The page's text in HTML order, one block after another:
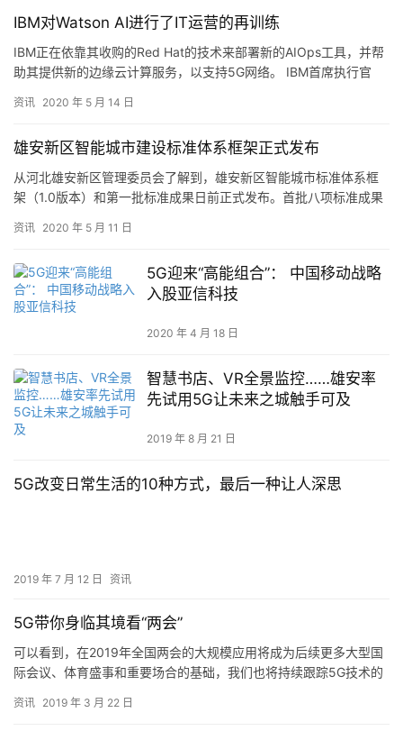
IBM对Watson AI进行了IT运营的再训练
IBM正在依靠其收购的Red Hat的技术来部署新的AIOps工具，并帮
助其提供新的边缘云计算服务，以支持5G网络。 IBM首席执行官
资讯 2020 年 5 月 14 日
雄安新区智能城市建设标准体系框架正式发布
从河北雄安新区管理委员会了解到，雄安新区智能城市标准体系框
架（1.0版本）和第一批标准成果日前正式发布。首批八项标准成果
宇）…
资讯 2020 年 5 月 11 日
5G迎来“高能组合”： 中国移动战略
入股亚信科技
2020 年 4 月 18 日
智慧书店、VR全景监控……雄安率
先试用5G让未来之城触手可及
2019 年 8 月 21 日
5G改变日常生活的10种方式，最后一种让人深思
2019 年 7 月 12 日 资讯
5G带你身临其境看“两会”
可以看到，在2019年全国两会的大规模应用将成为后续更多大型国
际会议、体育盛事和重要场合的基础，我们也将持续跟踪5G技术的
资讯 2019 年 3 月 22 日